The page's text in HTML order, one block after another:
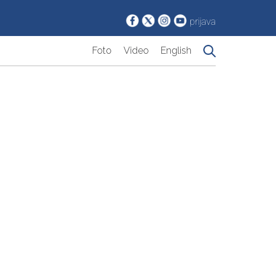
prijava
Foto Video English